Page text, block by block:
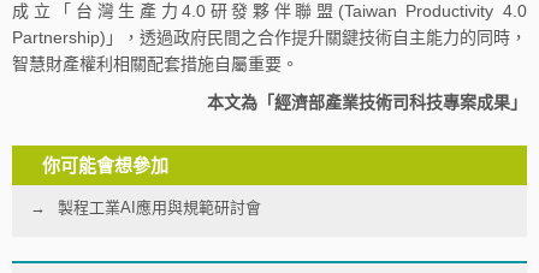
成立「台灣生產力4.0研發夥伴聯盟(Taiwan Productivity 4.0
Partnership)」，透過政府民間之合作提升關鍵技術自主能力的同時，
智慧財產權利相關配套措施自屬重要。
本文為「經濟部產業技術司科技專案成果」
你可能會想參加
製程工業AI應用與規範研討會